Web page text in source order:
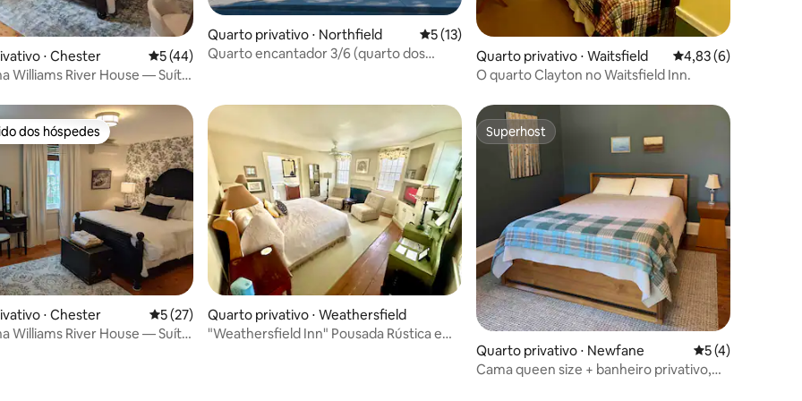
de 5, 46 avaliações
⋅ Chester 5 de uma avaliação média de 5, 44 avaliações
5 (44)
Williams River House — Suíte
Quarto privativo ⋅ Northfield 5 de uma avaliação média de 5, 13 avaliações
5 (13)
Quarto encantador 3/6 (quarto dos
Quarto privativo ⋅ Waitsfield 4,83 de uma
4,83 (6)
O quarto Clayton no Waitsfield Inn.
de 5, 16 avaliações
preferidos dos hóspedes
dos hóspedes
⋅ Chester 5 de uma avaliação média de 5, 27 avaliações
5 (27)
Williams River House — Suíte
Quarto privativo ⋅ Weathersfield
"Weathersfield Inn" Pousada Rústica em
Superhost
Superhost
Quarto privativo ⋅ Newfane 5 de uma
5 (4)
Cama queen size + banheiro privativo,